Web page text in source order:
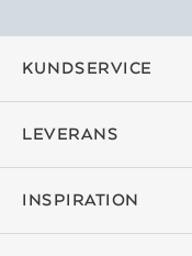
KUNDSERVICE
LEVERANS
INSPIRATION